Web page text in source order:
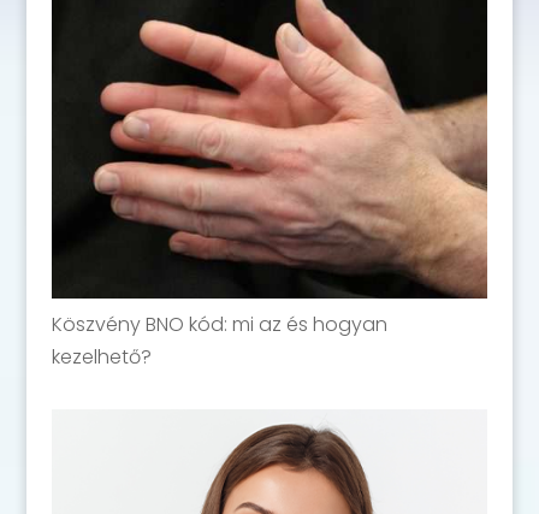
Köszvény BNO kód: mi az és hogyan
kezelhető?